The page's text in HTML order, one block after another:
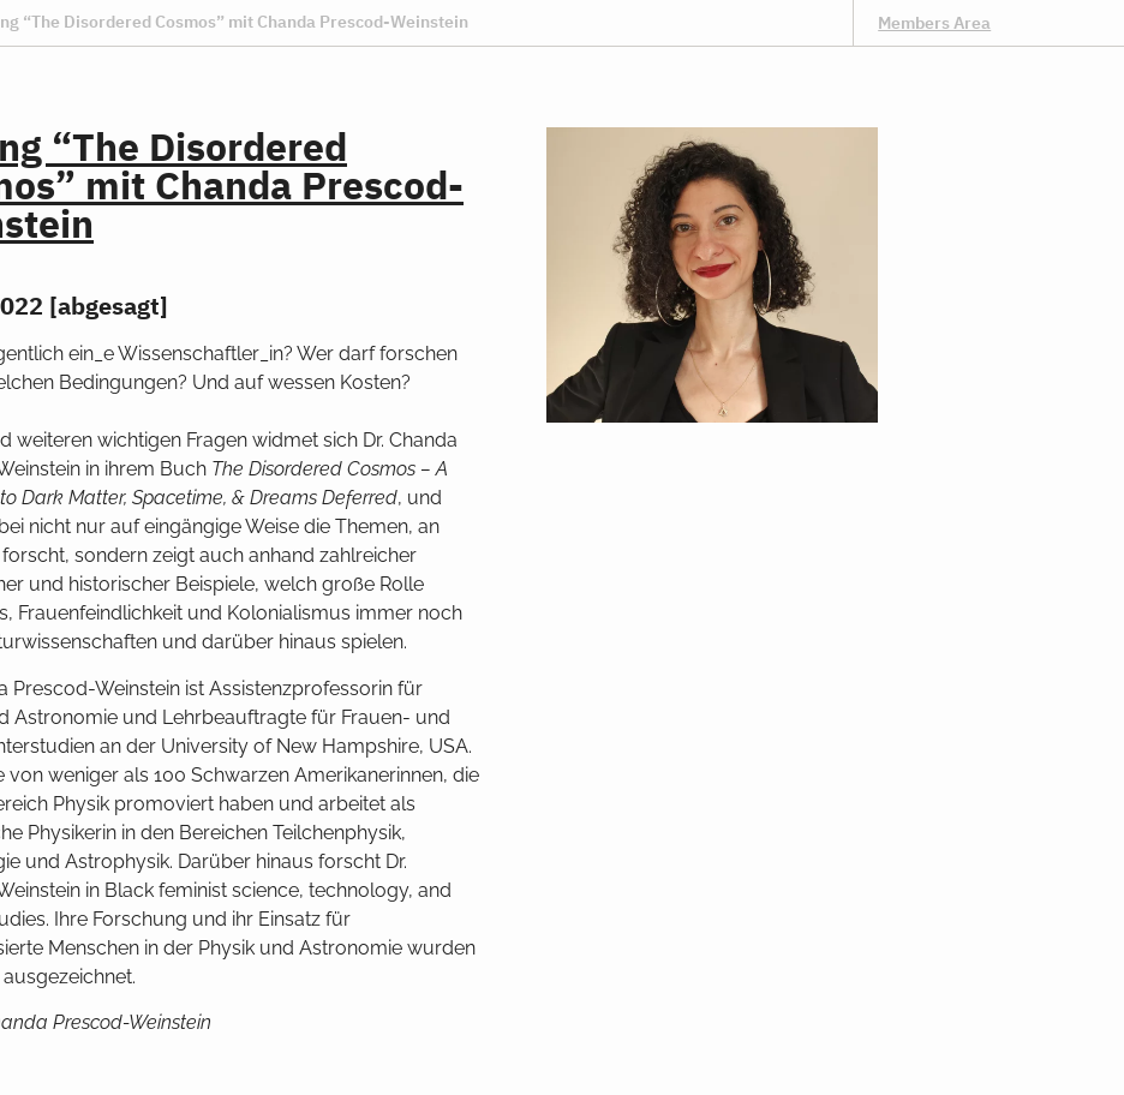
“The Disordered Cosmos” mit Chanda Prescod-Weinstein Members Area
“The Disordered
mit Chanda Prescod-
[abgesagt]
ein_e Wissenschaftler_in? Wer darf forschen
Bedingungen? Und auf wessen Kosten?
weiteren wichtigen Fragen widmet sich Dr. Chanda
in ihrem Buch The Disordered Cosmos – A
Dark Matter, Spacetime, & Dreams Deferred, und
nicht nur auf eingängige Weise die Themen, an
sondern zeigt auch anhand zahlreicher
und historischer Beispiele, welch große Rolle
Frauenfeindlichkeit und Kolonialismus immer noch
und darüber hinaus spielen.
Prescod-Weinstein ist Assistenzprofessorin für
Astronomie und Lehrbeauftragte für Frauen- und
an der University of New Hampshire, USA.
von weniger als 100 Schwarzen Amerikanerinnen, die
Physik promoviert haben und arbeitet als
Physikerin in den Bereichen Teilchenphysik,
und Astrophysik. Darüber hinaus forscht Dr.
in Black feminist science, technology, and
Ihre Forschung und ihr Einsatz für
Menschen in der Physik und Astronomie wurden
Prescod-Weinstein